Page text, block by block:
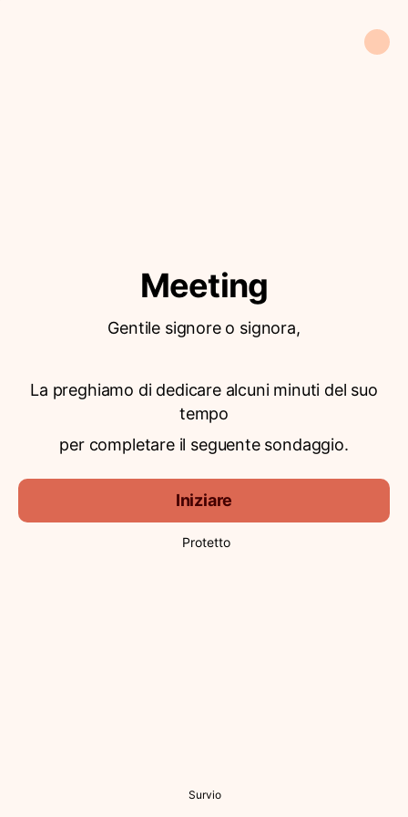
Meeting
Gentile signore o signora,
La preghiamo di dedicare alcuni minuti del suo
tempo
per completare il seguente sondaggio.
Iniziare
Protetto
Survio